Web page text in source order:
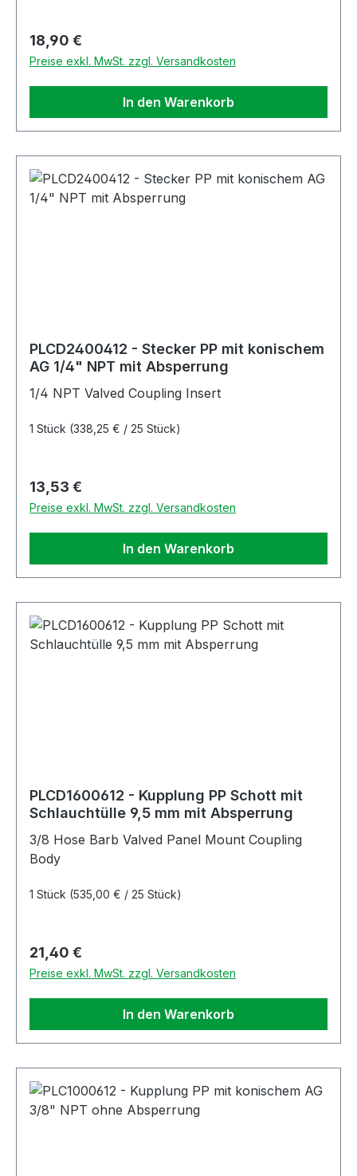
Regulärer Preis:
18,90 €
Preise exkl. MwSt. zzgl. Versandkosten
In den Warenkorb
PLCD2400412 - Stecker PP mit konischem
AG 1/4" NPT mit Absperrung
1/4 NPT Valved Coupling Insert
1 Stück (338,25 € / 25 Stück)
Regulärer Preis:
13,53 €
Preise exkl. MwSt. zzgl. Versandkosten
In den Warenkorb
PLCD1600612 - Kupplung PP Schott mit
Schlauchtülle 9,5 mm mit Absperrung
3/8 Hose Barb Valved Panel Mount Coupling
Body
1 Stück (535,00 € / 25 Stück)
Regulärer Preis:
21,40 €
Preise exkl. MwSt. zzgl. Versandkosten
In den Warenkorb